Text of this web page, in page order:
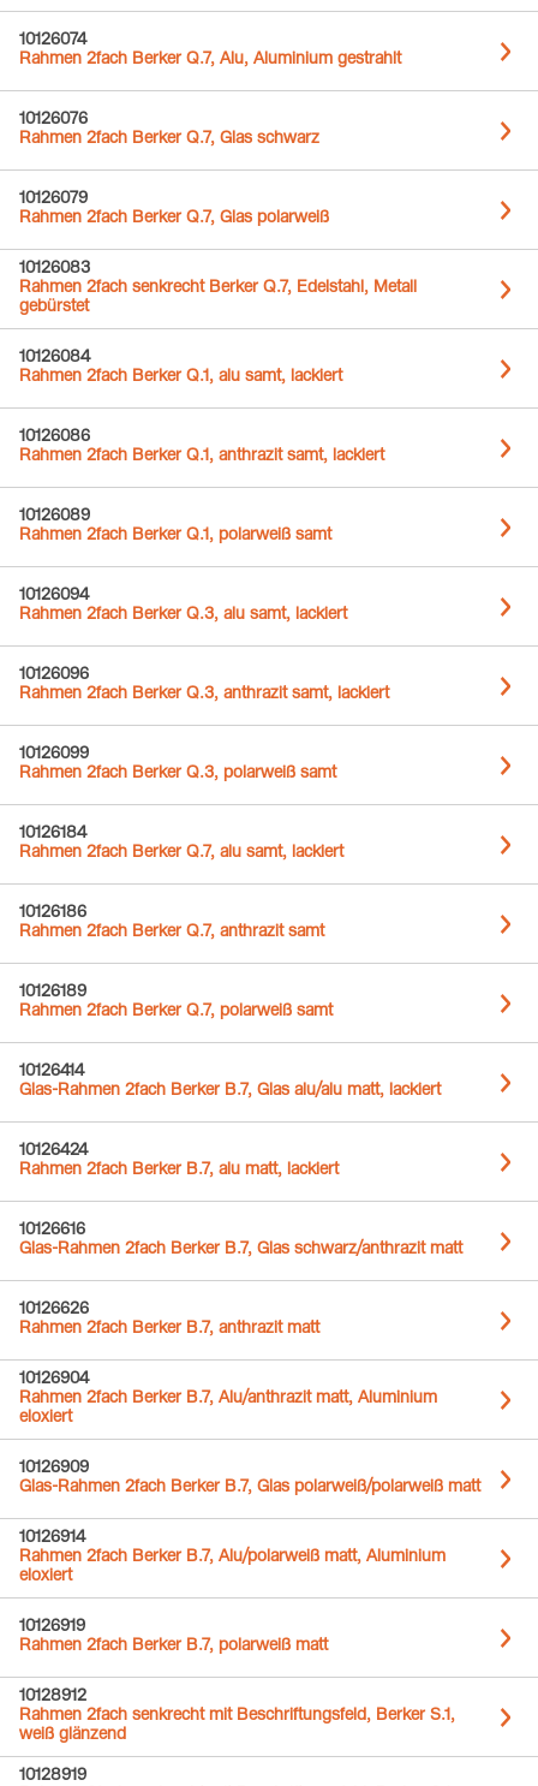
10126074
Rahmen 2fach Berker Q.7, Alu, Aluminium gestrahlt
10126076
Rahmen 2fach Berker Q.7, Glas schwarz
10126079
Rahmen 2fach Berker Q.7, Glas polarweiß
10126083
Rahmen 2fach senkrecht Berker Q.7, Edelstahl, Metall
gebürstet
10126084
Rahmen 2fach Berker Q.1, alu samt, lackiert
10126086
Rahmen 2fach Berker Q.1, anthrazit samt, lackiert
10126089
Rahmen 2fach Berker Q.1, polarweiß samt
10126094
Rahmen 2fach Berker Q.3, alu samt, lackiert
10126096
Rahmen 2fach Berker Q.3, anthrazit samt, lackiert
10126099
Rahmen 2fach Berker Q.3, polarweiß samt
10126184
Rahmen 2fach Berker Q.7, alu samt, lackiert
10126186
Rahmen 2fach Berker Q.7, anthrazit samt
10126189
Rahmen 2fach Berker Q.7, polarweiß samt
10126414
Glas-Rahmen 2fach Berker B.7, Glas alu/alu matt, lackiert
10126424
Rahmen 2fach Berker B.7, alu matt, lackiert
10126616
Glas-Rahmen 2fach Berker B.7, Glas schwarz/anthrazit matt
10126626
Rahmen 2fach Berker B.7, anthrazit matt
10126904
Rahmen 2fach Berker B.7, Alu/anthrazit matt, Aluminium
eloxiert
10126909
Glas-Rahmen 2fach Berker B.7, Glas polarweiß/polarweiß matt
10126914
Rahmen 2fach Berker B.7, Alu/polarweiß matt, Aluminium
eloxiert
10126919
Rahmen 2fach Berker B.7, polarweiß matt
10128912
Rahmen 2fach senkrecht mit Beschriftungsfeld, Berker S.1,
weiß glänzend
10128919